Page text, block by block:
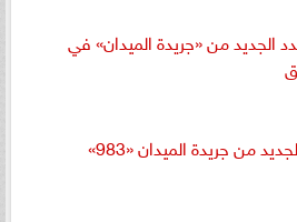
الجديد من «جريدة الميدان» في
من جريدة الميدان «983»